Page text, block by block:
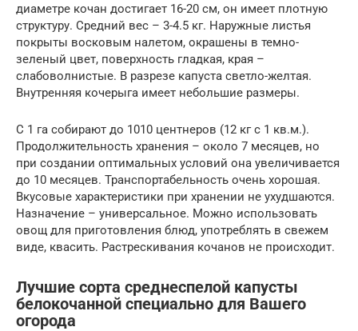
диаметре кочан достигает 16-20 см, он имеет плотную
структуру. Средний вес – 3-4.5 кг. Наружные листья
покрыты восковым налетом, окрашены в темно-
зеленый цвет, поверхность гладкая, края –
слабоволнистые. В разрезе капуста светло-желтая.
Внутренняя кочерыга имеет небольшие размеры.
С 1 га собирают до 1010 центнеров (12 кг с 1 кв.м.).
Продолжительность хранения – около 7 месяцев, но
при создании оптимальных условий она увеличивается
до 10 месяцев. Транспортабельность очень хорошая.
Вкусовые характеристики при хранении не ухудшаются.
Назначение – универсальное. Можно использовать
овощ для приготовления блюд, употреблять в свежем
виде, квасить. Растрескивания кочанов не происходит.
Лучшие сорта среднеспелой капусты
белокочанной специально для Вашего
огорода